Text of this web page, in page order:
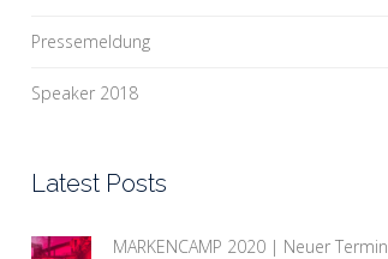
Pressemeldung
Speaker 2018
Latest Posts
MARKENCAMP 2020 | Neuer Termin